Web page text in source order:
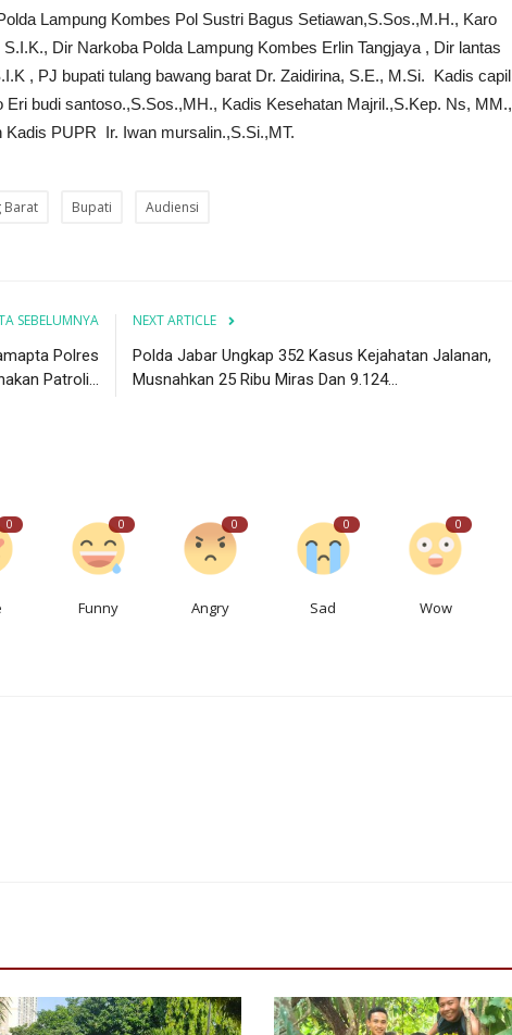
Lampung Kombes Pol Sustri Bagus Setiawan,S.Sos.,M.H., Karo
Dir Narkoba Polda Lampung Kombes Erlin Tangjaya , Dir lantas
, PJ bupati tulang bawang barat Dr. Zaidirina, S.E., M.Si. Kadis capil
budi santoso.,S.Sos.,MH., Kadis Kesehatan Majril.,S.Kep. Ns, MM.,
PUPR Ir. Iwan mursalin.,S.Si.,MT.
Barat Bupati Audiensi
SEBELUMNYA
Polres
Patroli...
NEXT ARTICLE
Polda Jabar Ungkap 352 Kasus Kejahatan Jalanan,
Musnahkan 25 Ribu Miras Dan 9.124...
0 0
Funny
0
Angry
0
Sad
0
Wow